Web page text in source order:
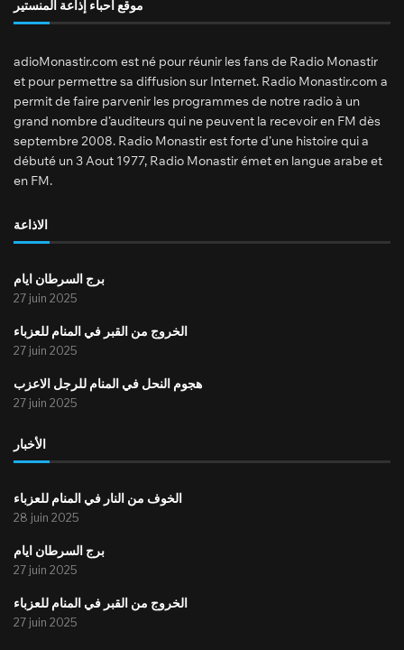
موقع أحباء إذاعة المنستير
adioMonastir.com est né pour réunir les fans de Radio Monastir
et pour permettre sa diffusion sur Internet. Radio Monastir.com a
permit de faire parvenir les programmes de notre radio à un
grand nombre d’auditeurs qui ne peuvent la recevoir en FM dès
septembre 2008. Radio Monastir est forte d’une histoire qui a
débuté un 3 Aout 1977, Radio Monastir émet en langue arabe et
en FM.
الاذاعة
برج السرطان ايام
27 juin 2025
الخروج من القبر في المنام للعزباء
27 juin 2025
هجوم النحل في المنام للرجل الاعزب
27 juin 2025
الأخبار
الخوف من النار في المنام للعزباء
28 juin 2025
برج السرطان ايام
27 juin 2025
الخروج من القبر في المنام للعزباء
27 juin 2025